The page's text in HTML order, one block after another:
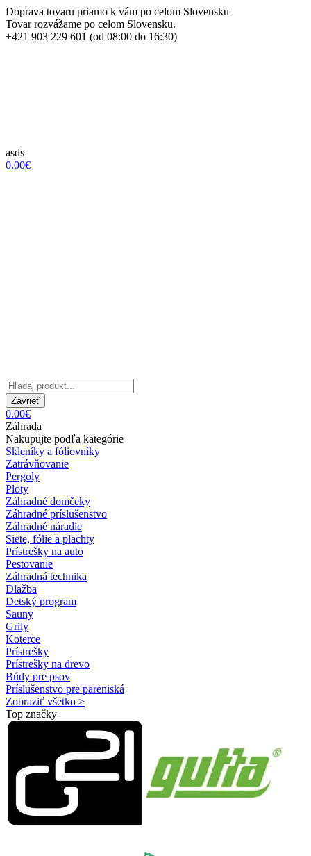
Doprava tovaru priamo k vám po celom Slovensku
Tovar rozvážame po celom Slovensku.
+421 903 229 601 (od 08:00 do 16:30)
asds
0.00€
Zavrieť
0.00€
Záhrada
Nakupujte podľa kategórie
Skleníky a fóliovníky
Zatrávňovanie
Pergoly
Ploty
Záhradné domčeky
Záhradné príslušenstvo
Záhradné náradie
Siete, fólie a plachty
Prístrešky na auto
Pestovanie
Záhradná technika
Dlažba
Detský program
Sauny
Grily
Koterce
Prístrešky
Prístrešky na drevo
Búdy pre psov
Príslušenstvo pre pareniská
Zobraziť všetko >
Top značky